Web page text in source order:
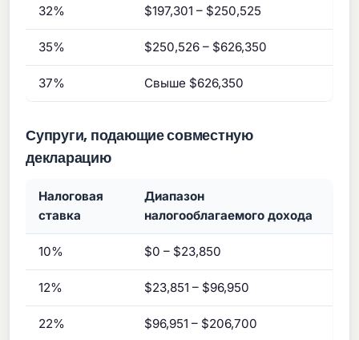
32% $197,301 – $250,525
35% $250,526 – $626,350
37% Свыше $626,350
Супруги, подающие совместную
декларацию
Налоговая
ставка
Диапазон
налогооблагаемого дохода
10% $0 – $23,850
12% $23,851 – $96,950
22% $96,951 – $206,700